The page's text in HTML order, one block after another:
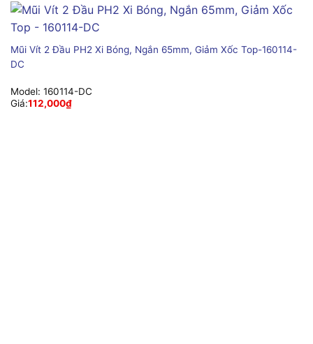
Mũi Vít 2 Đầu PH2 Xi Bóng, Ngắn 65mm, Giảm Xốc Top-160114-
DC
Model: 160114-DC
Giá:112,000₫